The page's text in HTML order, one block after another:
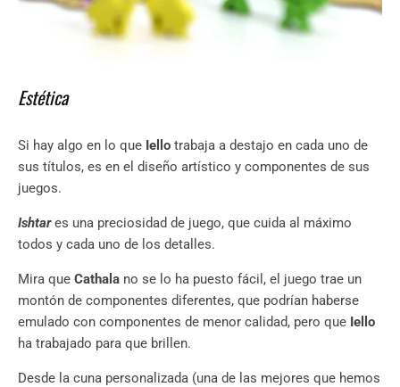
Estética
Si hay algo en lo que Iello trabaja a destajo en cada uno de
sus títulos, es en el diseño artístico y componentes de sus
juegos.
Ishtar es una preciosidad de juego, que cuida al máximo
todos y cada uno de los detalles.
Mira que Cathala no se lo ha puesto fácil, el juego trae un
montón de componentes diferentes, que podrían haberse
emulado con componentes de menor calidad, pero que Iello
ha trabajado para que brillen.
Desde la cuna personalizada (una de las mejores que hemos